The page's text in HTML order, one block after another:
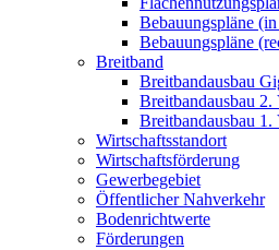
Bebauungspläne
Bebauungspläne
Breitband
Breitbandausbau
Breitbandausbau 2.
Breitbandausbau 1.
Wirtschaftsstandort
Wirtschaftsförderung
Gewerbegebiet
Öffentlicher Nahverkehr
Bodenrichtwerte
Förderungen